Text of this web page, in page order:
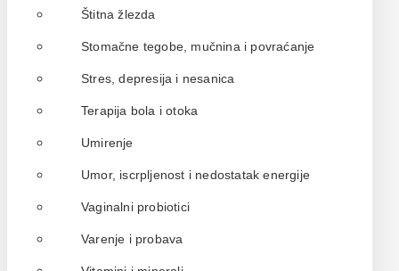
Štitna žlezda
Stomačne tegobe, mučnina i povraćanje
Stres, depresija i nesanica
Terapija bola i otoka
Umirenje
Umor, iscrpljenost i nedostatak energije
Vaginalni probiotici
Varenje i probava